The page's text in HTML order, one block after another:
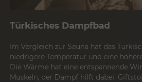
Türkisches Dampfbad
Im Vergleich zur Sauna hat das
niedrigere Temperatur und eine
Die Wärme hat eine entspannende
Muskeln, der Dampf hilft dabei,